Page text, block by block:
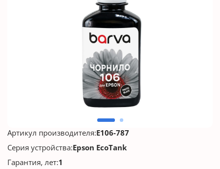
Артикул производителя:E106-787
Серия устройства:Epson EcoTank
Гарантия, лет:1